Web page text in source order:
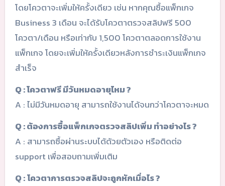
โดยโควตาจะเพิ่มให้ครั้งเดียว เช่น หากคุณซื้อแพ็กเกจ
Business 3 เดือน จะได้รับโควตาตรวจสลิปฟรี 500
โควตา/เดือน หรือเท่ากับ 1,500 โควตาตลอดการใช้งาน
แพ็กเกจ โดยจะเพิ่มให้ครั้งเดียวหลังการชำระเงินแพ็กเกจ
สำเร็จ
Q : โควตาฟรี มีวันหมดอายุไหม ?
A : ไม่มีวันหมดอายุ สามารถใช้งานได้จนกว่าโควตาจะหมด
Q : ต้องการซื้อแพ็กเกจตรวจสลิปเพิ่ม ทำอย่างไร ?
A : สามารถซื้อผ่านระบบได้ด้วยตัวเอง หรือติดต่อ
support เพื่อสอบถามเพิ่มเติม
Q :โควตาการตรวจสลิปจะถูกหักเมื่อไร ?